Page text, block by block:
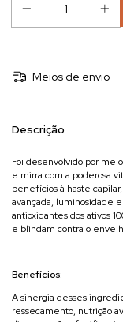
Meios de envio
Descrição
Foi desenvolvido por
e mirra com a poderosa
benefícios à haste
avançada, luminosidade
antioxidantes dos ativos
e blindam contra o
Benefícios:
A sinergia desses
ressecamento, nutrição